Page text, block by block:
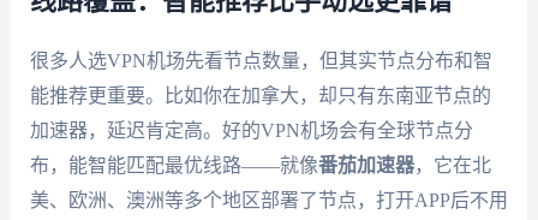
很多人选VPN机场先看节点数量，但其实节点分布和智
能推荐更重要。比如你在加拿大，却只有东南亚节点的
加速器，延迟肯定高。好的VPN机场会有全球节点分
布，能智能匹配最优线路——就像番茄加速器，它在北
美、欧洲、澳洲等多个地区部署了节点，打开APP后不用